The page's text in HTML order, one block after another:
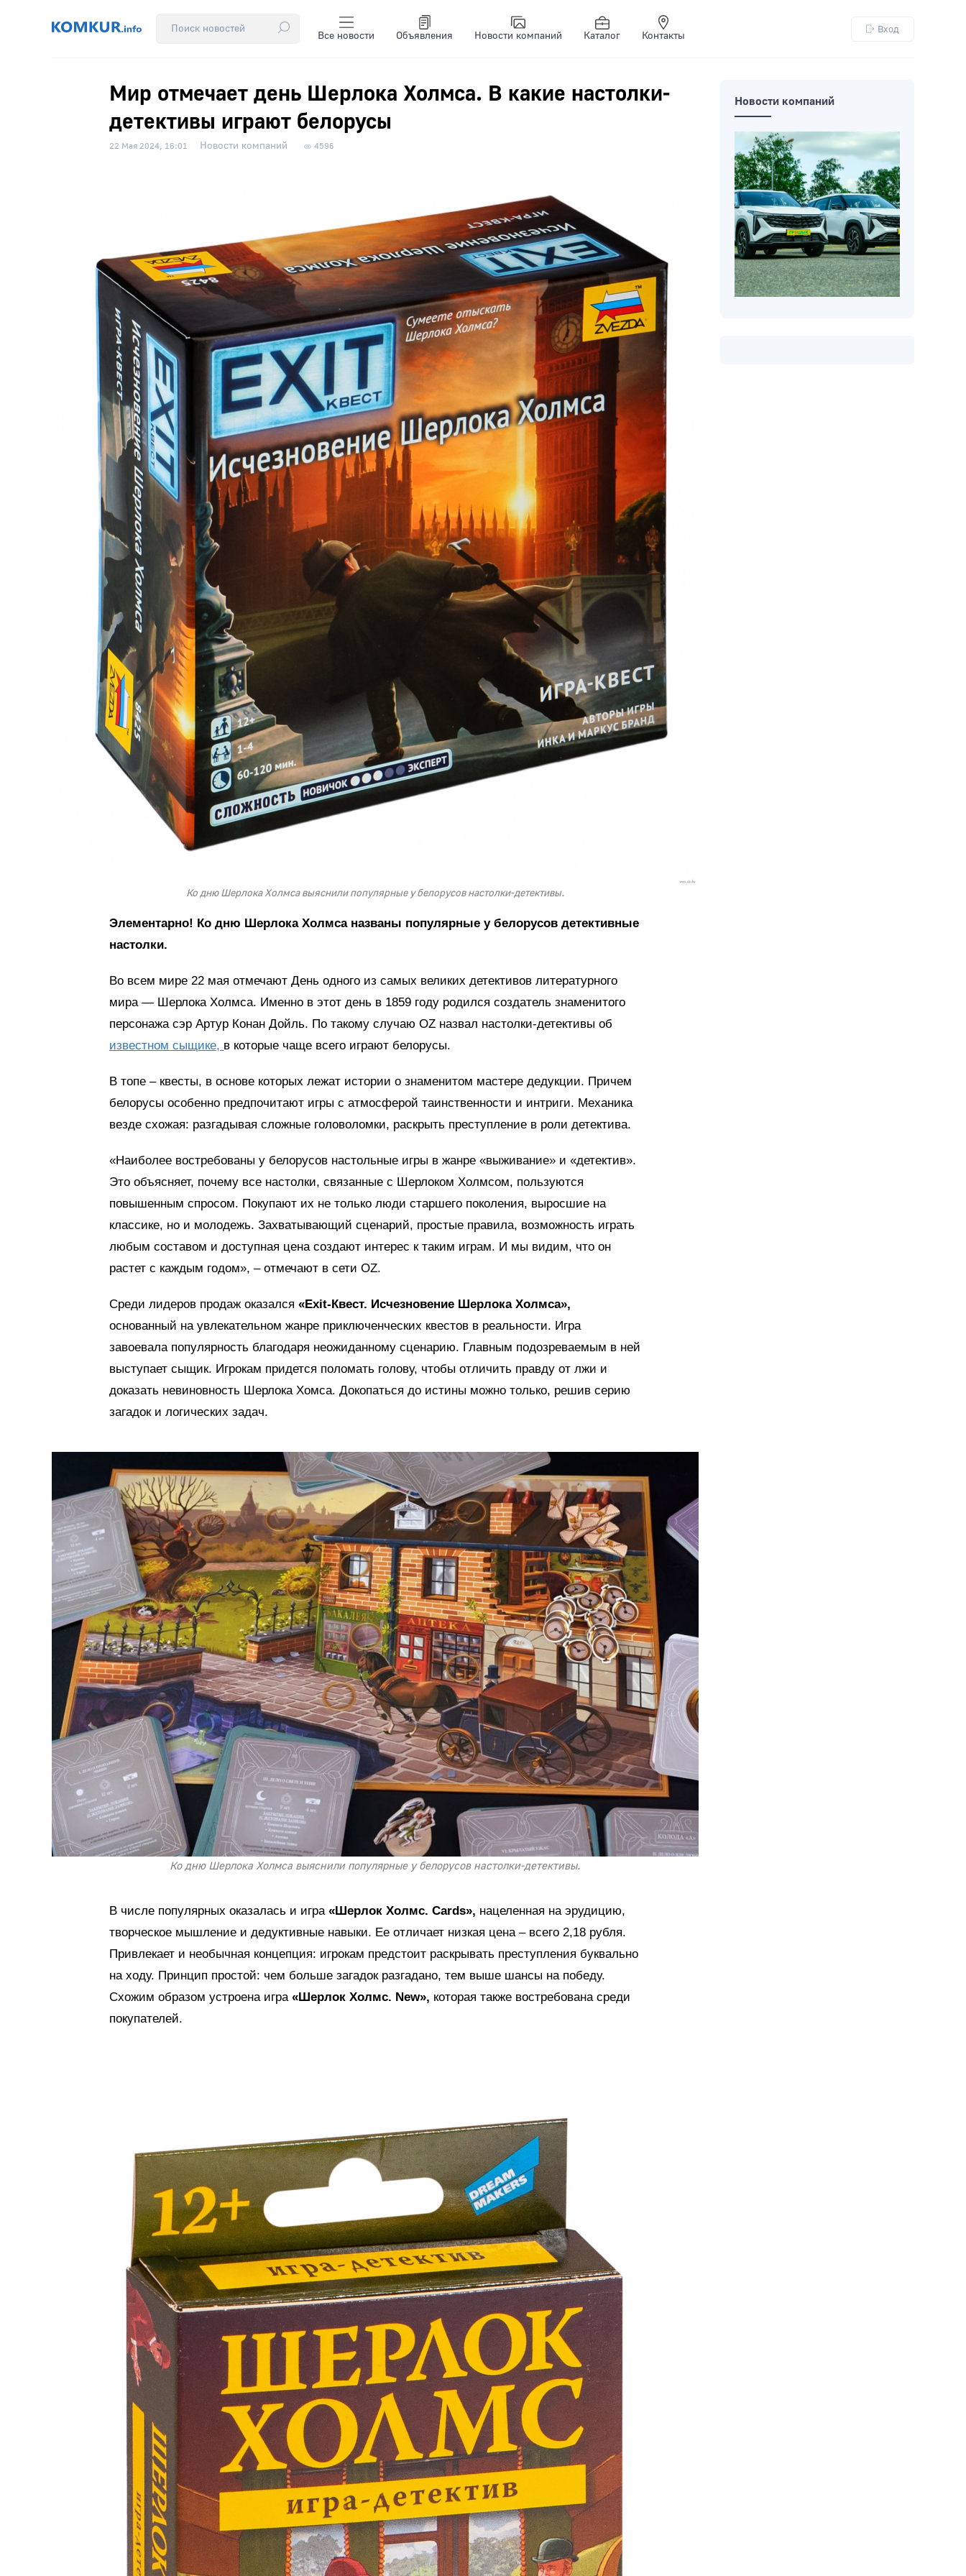
Все новости Объявления Новости компаний Каталог Контакты
Вход
Мир отмечает день Шерлока Холмса. В какие настолки-
детективы играют белорусы
22 Мая 2024, 16:01 Новости компаний 4596
Ко дню Шерлока Холмса выяснили популярные у белорусов настолки-детективы.
Элементарно! Ко дню Шерлока Холмса названы популярные у белорусов детективные
настолки.
Во всем мире 22 мая отмечают День одного из самых великих детективов литературного
мира — Шерлока Холмса. Именно в этот день в 1859 году родился создатель знаменитого
персонажа сэр Артур Конан Дойль. По такому случаю OZ назвал настолки-детективы об
известном сыщике, в которые чаще всего играют белорусы.
В топе – квесты, в основе которых лежат истории о знаменитом мастере дедукции. Причем
белорусы особенно предпочитают игры с атмосферой таинственности и интриги. Механика
везде схожая: разгадывая сложные головоломки, раскрыть преступление в роли детектива.
«Наиболее востребованы у белорусов настольные игры в жанре «выживание» и «детектив».
Это объясняет, почему все настолки, связанные с Шерлоком Холмсом, пользуются
повышенным спросом. Покупают их не только люди старшего поколения, выросшие на
классике, но и молодежь. Захватывающий сценарий, простые правила, возможность играть
любым составом и доступная цена создают интерес к таким играм. И мы видим, что он
растет с каждым годом», – отмечают в сети OZ.
Среди лидеров продаж оказался «Exit-Квест. Исчезновение Шерлока Холмса»,
основанный на увлекательном жанре приключенческих квестов в реальности. Игра
завоевала популярность благодаря неожиданному сценарию. Главным подозреваемым в ней
выступает сыщик. Игрокам придется поломать голову, чтобы отличить правду от лжи и
доказать невиновность Шерлока Хомса. Докопаться до истины можно только, решив серию
загадок и логических задач.
Ко дню Шерлока Холмса выяснили популярные у белорусов настолки-детективы.
В числе популярных оказалась и игра «Шерлок Холмс. Cards», нацеленная на эрудицию,
творческое мышление и дедуктивные навыки. Ее отличает низкая цена – всего 2,18 рубля.
Привлекает и необычная концепция: игрокам предстоит раскрывать преступления буквально
на ходу. Принцип простой: чем больше загадок разгадано, тем выше шансы на победу.
Схожим образом устроена игра «Шерлок Холмс. New», которая также востребована среди
покупателей.
Новости компаний